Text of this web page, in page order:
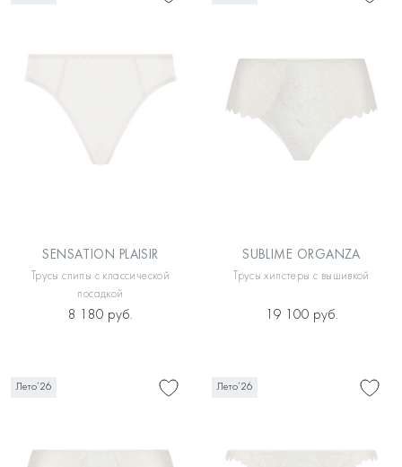
SENSATION PLAISIR
Трусы слипы с классической
посадкой
8 180 руб.
SUBLIME ORGANZA
Трусы хипстеры с вышивкой
19 100 руб.
Лето’26 Лето’26